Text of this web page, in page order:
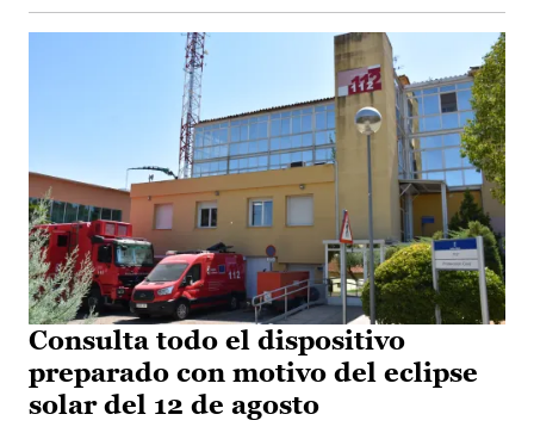
Consulta todo el dispositivo
preparado con motivo del eclipse
solar del 12 de agosto